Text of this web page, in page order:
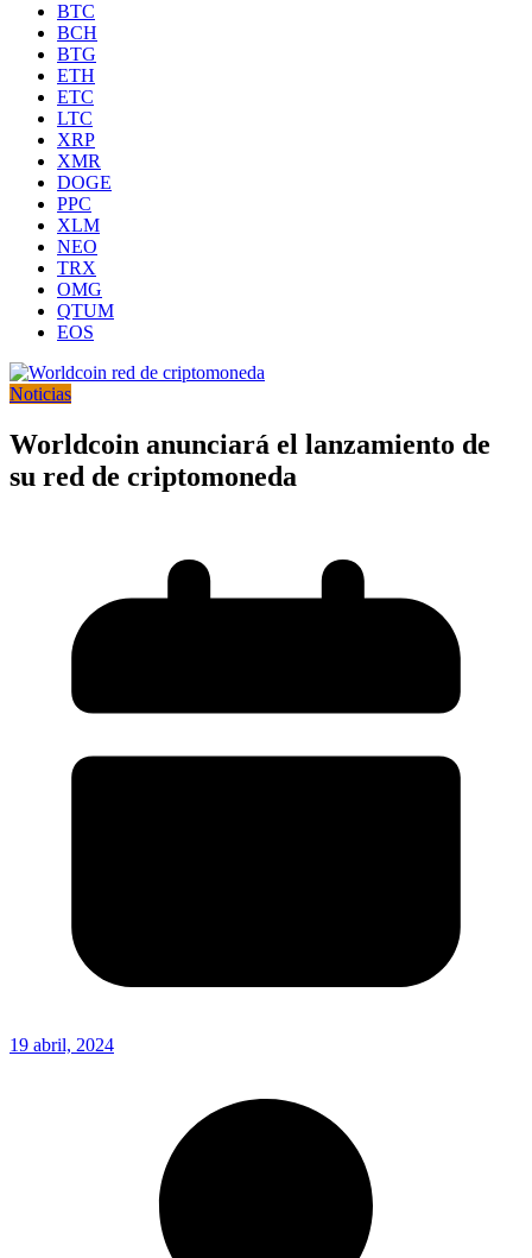
BTC
BCH
BTG
ETH
ETC
LTC
XRP
XMR
DOGE
PPC
XLM
NEO
TRX
OMG
QTUM
EOS
Noticias
Worldcoin anunciará el lanzamiento de
su red de criptomoneda
19 abril, 2024